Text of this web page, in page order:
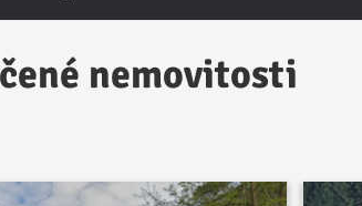
nemovitosti